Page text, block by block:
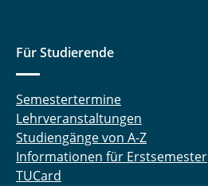
Für Studierende
Semestertermine
Lehrveranstaltungen
Studiengänge von A-Z
Informationen für Erstsemester
TUCard